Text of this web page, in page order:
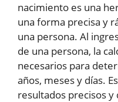
nacimiento es una
una forma precisa y
una persona. Al
de una persona, la
necesarios para
años, meses y días.
resultados precisos